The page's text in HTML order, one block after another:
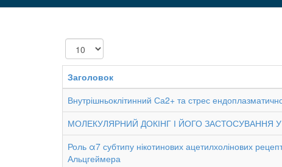
Показувати
Заголовок
Внутрішньоклітинний Са2+ та стрес
МОЛЕКУЛЯРНИЙ ДОКІНГ І ЙОГО ЗАСТОСУВАННЯ У
Роль α7 субтипу нікотинових ацетилхолінових
Альцгеймера